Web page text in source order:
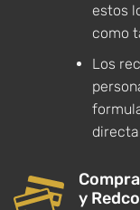
estos
como
Los
y